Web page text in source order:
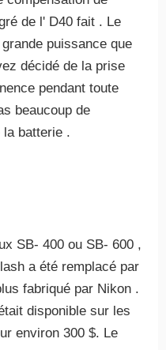
de l' D40 fait . Le
puissance que
décidé de la prise
pendant toute
beaucoup de
batterie .
SB- 400 ou SB- 600 ,
a été remplacé par
fabriqué par Nikon .
disponible sur les
environ 300 $. Le